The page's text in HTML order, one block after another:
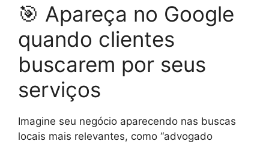
🎯 Apareça no Google
quando clientes
buscarem por seus
serviços
Imagine seu negócio aparecendo nas buscas
locais mais relevantes, como “advogado